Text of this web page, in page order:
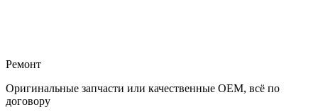
Ремонт
Оригинальные запчасти или качественные OEM, всё по
договору